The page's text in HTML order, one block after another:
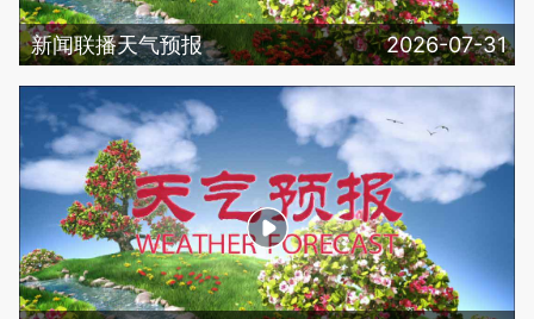
新闻联播天气预报 2026-07-31